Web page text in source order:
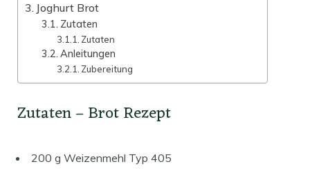
Joghurt Brot
Zutaten
Zutaten
Anleitungen
Zubereitung
Zutaten – Brot Rezept
200 g Weizenmehl Typ 405